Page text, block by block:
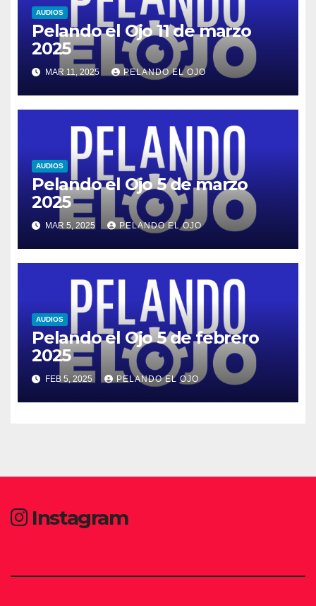
AUDIOS
Pelando el Ojo 11 de marzo
2025
MAR 11, 2025 PELANDO EL OJO
AUDIOS
Pelando el Ojo 5 de marzo
2025
MAR 5, 2025 PELANDO EL OJO
AUDIOS
Pelando el Ojo 5 de febrero
2025
FEB 5, 2025 PELANDO EL OJO
Instagram